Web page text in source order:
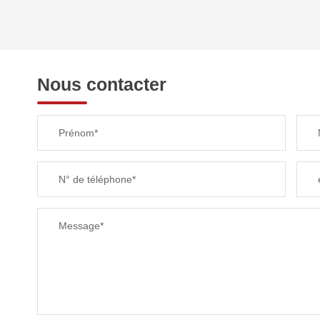
TAXE FONCIÈRE
RESTAURANTS ET CAFÉS
Nous contacter
Prénom*
N° de téléphone*
Message*